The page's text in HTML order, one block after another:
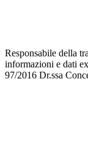
Responsabile della
informazioni e dati
97/2016 Dr.ssa